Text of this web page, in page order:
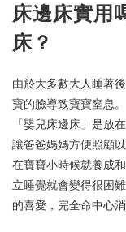
床邊床實用
床？
由於大多數大人睡著
寶的臉導致寶寶窒息。
「嬰兒床邊床」是放
讓爸爸媽媽方便照顧
在寶寶小時候就養成
立睡覺就會變得很困
的喜愛，完全命中心消